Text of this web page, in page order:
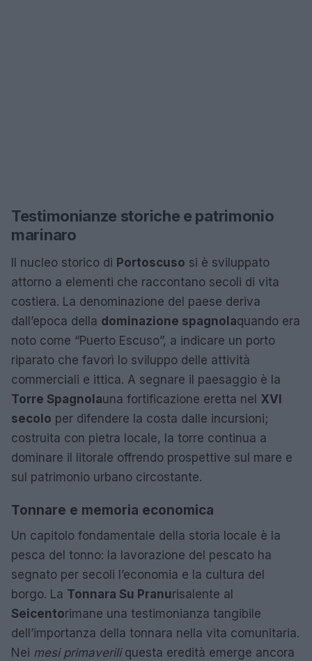
Testimonianze storiche e patrimonio
marinaro
Il nucleo storico di Portoscuso si è sviluppato
attorno a elementi che raccontano secoli di vita
costiera. La denominazione del paese deriva
dall’epoca della dominazione spagnolaquando era
noto come “Puerto Escuso”, a indicare un porto
riparato che favorì lo sviluppo delle attività
commerciali e ittica. A segnare il paesaggio è la
Torre Spagnolauna fortificazione eretta nel XVI
secolo per difendere la costa dalle incursioni;
costruita con pietra locale, la torre continua a
dominare il litorale offrendo prospettive sul mare e
sul patrimonio urbano circostante.
Tonnare e memoria economica
Un capitolo fondamentale della storia locale è la
pesca del tonno: la lavorazione del pescato ha
segnato per secoli l’economia e la cultura del
borgo. La Tonnara Su Pranurisalente al
Seicentorimane una testimonianza tangibile
dell’importanza della tonnara nella vita comunitaria.
Nei mesi primaveriliquesta eredità emerge ancora